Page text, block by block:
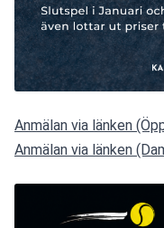
Anmälan via länken
Anmälan via länken